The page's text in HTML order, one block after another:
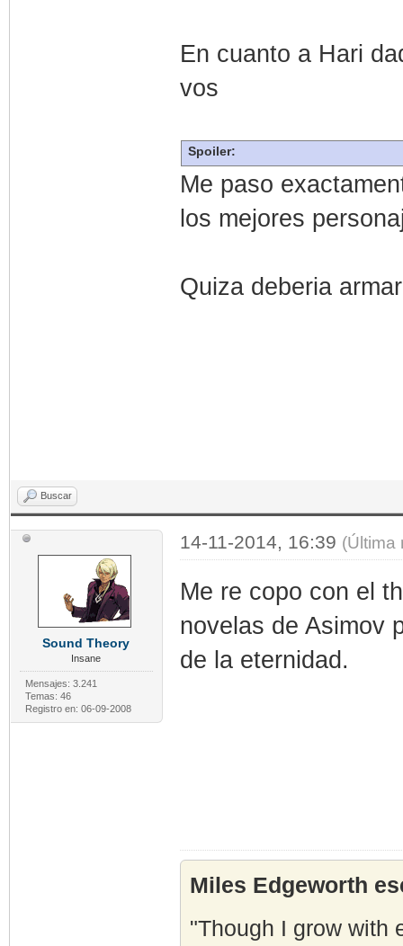
En cuanto a Hari
vos
Spoiler:
Me paso
los mejores
Quiza deberia
Buscar
Sound Theory
Insane
Mensajes: 3.241
Temas: 46
Registro en: 06-09-2008
14-11-2014, 16:39 (Última
Me re copo con el
novelas de Asimov
de la eternidad.
Miles Edgeworth
"Though I grow with